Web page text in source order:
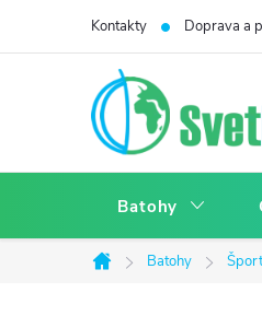
Kontakty Doprava a
Batohy
Domov
Batohy